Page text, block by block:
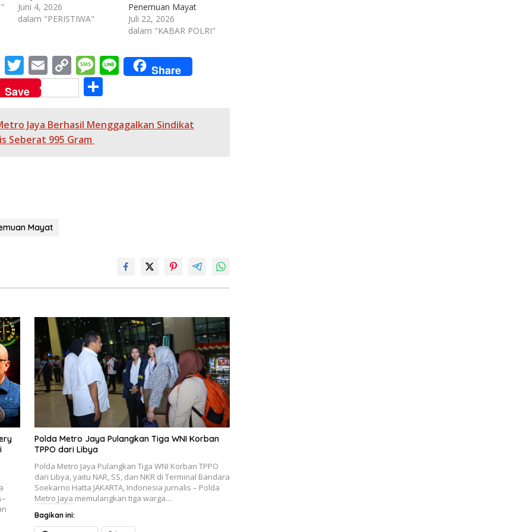
Juni 4, 2026
dalam "PERISTIWA"
Penemuan Mayat
Juli 22, 2026
dalam "KABAR POLRI"
M
e
ss
e
n
T
w
itt
er
E
m
ai
l
C
o
p
y
Li
M
e
ss
a
Li
n
Share
Save
ar
Jaya Berhasil Menggagalkan Sindikat
Seberat 995 Gram
Mayat
Polda Metro Jaya Pulangkan Tiga WNI Korban
TPPO dari Libya
Polda Metro Jaya Pulangkan Tiga WNI Korban TPPO
dari Libya, yaitu NAR, SS, dan NKR di Terminal Bandara
Soekarno Hatta JAKARTA, Indonesia jurnalis – Polda
Metro Jaya memulangkan tiga warga…
Bagikan ini: